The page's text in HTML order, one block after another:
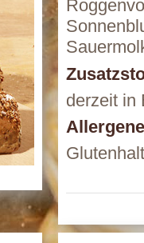
derzeit in
Allergene